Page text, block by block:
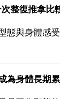
次整復推拿比
態與身體感
為身體長期